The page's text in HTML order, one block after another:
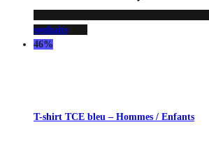
souhaits
46%
T-shirt TCE bleu – Hommes / Enfants